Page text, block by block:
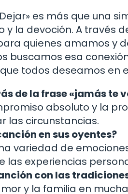
es más que una
la devoción. A través
quienes amamos y
buscamos esa
todos deseamos en
de la frase «jamás te
absoluto y la
las circunstancias.
en sus oyentes?
variedad de
las experiencias
con las
y la familia en